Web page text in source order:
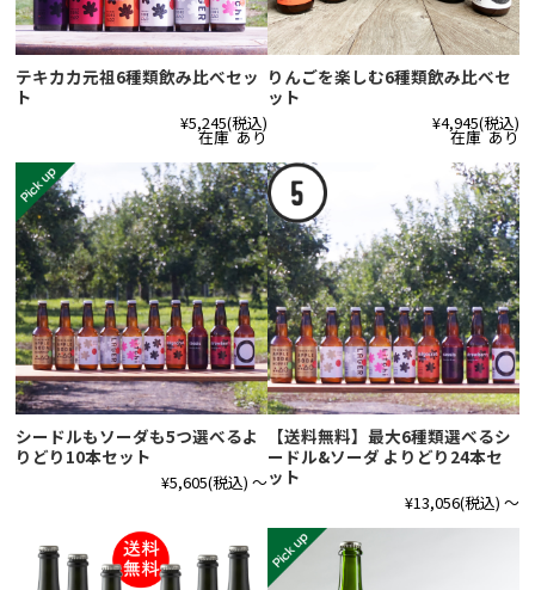
テキカカ元祖6種類飲み比べセッ
ト
¥5,245(税込)
在庫 あり
りんごを楽しむ6種類飲み比べセ
ット
¥4,945(税込)
在庫 あり
シードルもソーダも5つ選べるよ
りどり10本セット
¥5,605(税込) ～
【送料無料】最大6種類選べるシ
ードル&ソーダ よりどり24本セ
ット
¥13,056(税込) ～